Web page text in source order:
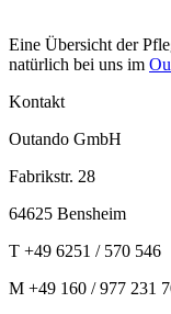
Eine Übersicht der
natürlich bei uns im
Kontakt
Outando GmbH
Fabrikstr. 28
64625 Bensheim
T +49 6251 / 570 546
M +49 160 / 977 231